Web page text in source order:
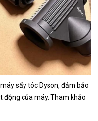
sấy tóc Dyson, đảm bảo
động của máy. Tham khảo